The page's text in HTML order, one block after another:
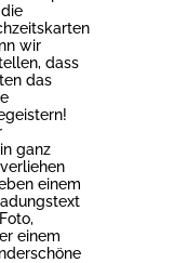
wir
dass
das
ganz
einem
einem